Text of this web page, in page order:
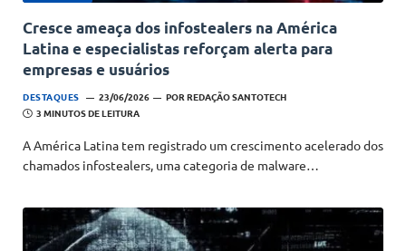
Cresce ameaça dos infostealers na América
Latina e especialistas reforçam alerta para
empresas e usuários
DESTAQUES 23/06/2026 POR REDAÇÃO SANTOTECH
3 MINUTOS DE LEITURA
A América Latina tem registrado um crescimento acelerado dos
chamados infostealers, uma categoria de malware…